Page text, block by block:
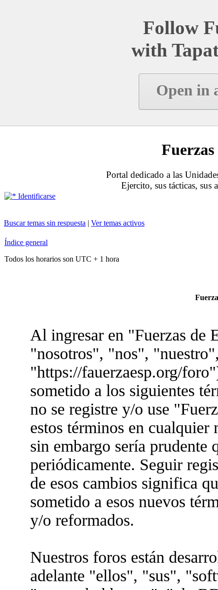
Follow
with
Open in
Portal dedicado a las
Ejercito, sus tácticas, sus
Identificarse
Buscar temas sin respuesta | Ver temas activos
Índice general
Todos los horarios son UTC + 1 hora
Al ingresar en "Fuerzas de
"nosotros", "nos",
"https://fauerzaesp.org/
sometido a los siguientes
no se registre y/o use
estos términos en
sin embargo sería prudente
periódicamente. Seguir
de esos cambios significa
sometido a esos nuevos
y/o reformados.
Nuestros foros están
adelante "ellos", "sus",